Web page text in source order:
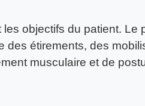
objectifs du patient. Le
étirements, des
musculaire et de